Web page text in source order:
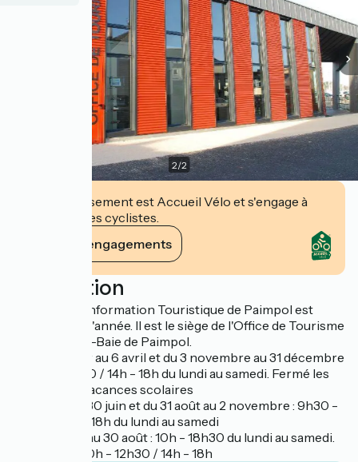
2/2
Cet établissement est Accueil Vélo et s'engage à
accueillir des cyclistes.
Voir ses engagements
Description
Le Bureau d'Information Touristique de Paimpol est
ouvert toute l'année. Il est le siège de l'Office de Tourisme
de Guingamp-Baie de Paimpol.
Du 1er janvier au 6 avril et du 3 novembre au 31 décembre
: 9h30 - 12h30 / 14h - 18h du lundi au samedi. Fermé les
jeudis, hors vacances scolaires
Du 7 avril au 30 juin et du 31 août au 2 novembre : 9h30 -
12h30 / 14h - 18h du lundi au samedi
Du 1er juillet au 30 août : 10h - 18h30 du lundi au samedi.
Dimanche : 10h - 12h30 / 14h - 18h